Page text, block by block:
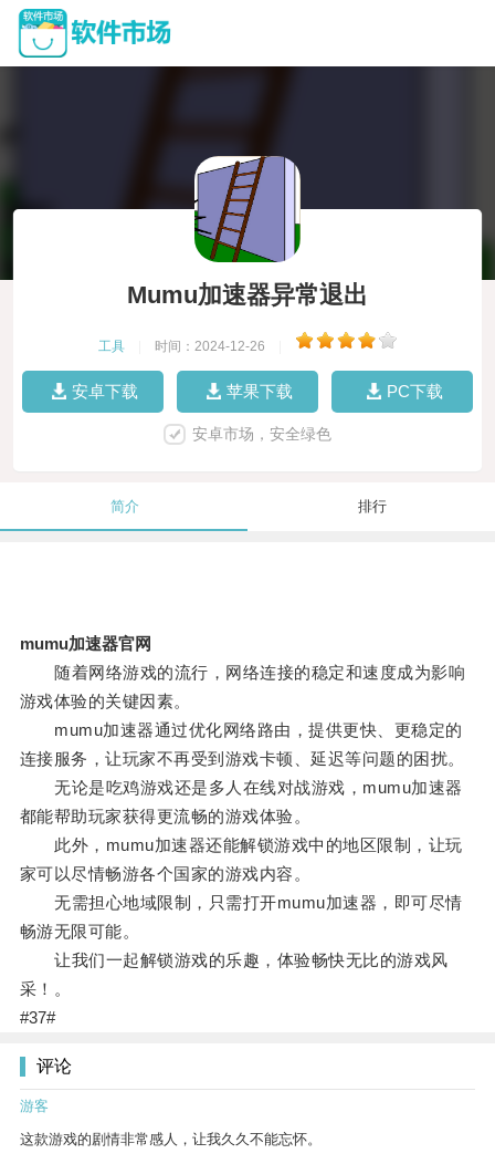
Mumu加速器异常退出
工具 时间：2024-12-26
安卓下载 苹果下载 PC下载
安卓市场，安全绿色
简介 排行
mumu加速器官网
随着网络游戏的流行，网络连接的稳定和速度成为影响
游戏体验的关键因素。
mumu加速器通过优化网络路由，提供更快、更稳定的
连接服务，让玩家不再受到游戏卡顿、延迟等问题的困扰。
无论是吃鸡游戏还是多人在线对战游戏，mumu加速器
都能帮助玩家获得更流畅的游戏体验。
此外，mumu加速器还能解锁游戏中的地区限制，让玩
家可以尽情畅游各个国家的游戏内容。
无需担心地域限制，只需打开mumu加速器，即可尽情
畅游无限可能。
让我们一起解锁游戏的乐趣，体验畅快无比的游戏风
采！。
#37#
评论
游客
这款游戏的剧情非常感人，让我久久不能忘怀。